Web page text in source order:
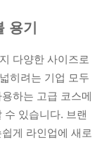
용기
다양한 사이즈로
히려는 기업 모두
하는 고급 코스메
수 있습니다. 브랜
게 라인업에 새로